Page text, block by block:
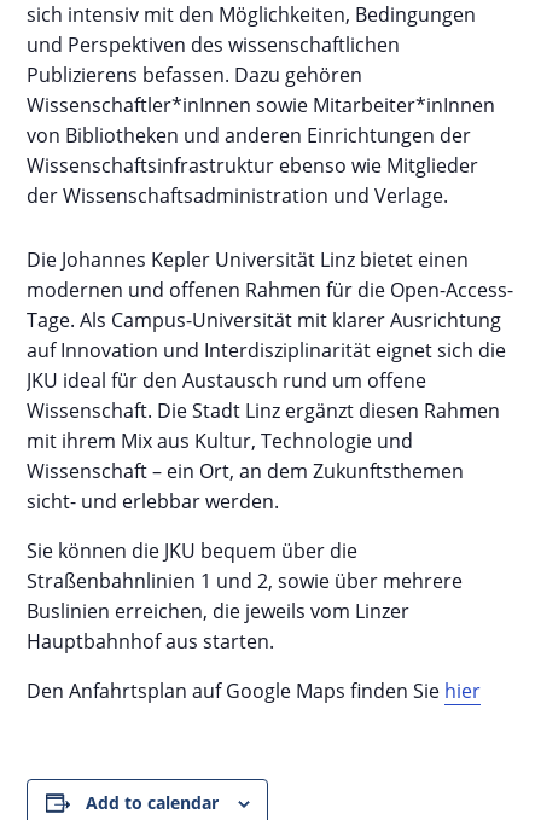
sich intensiv mit den Möglichkeiten, Bedingungen
und Perspektiven des wissenschaftlichen
Publizierens befassen. Dazu gehören
Wissenschaftler*inInnen sowie Mitarbeiter*inInnen
von Bibliotheken und anderen Einrichtungen der
Wissenschaftsinfrastruktur ebenso wie Mitglieder
der Wissenschaftsadministration und Verlage.
Die Johannes Kepler Universität Linz bietet einen
modernen und offenen Rahmen für die Open-Access-
Tage. Als Campus-Universität mit klarer Ausrichtung
auf Innovation und Interdisziplinarität eignet sich die
JKU ideal für den Austausch rund um offene
Wissenschaft. Die Stadt Linz ergänzt diesen Rahmen
mit ihrem Mix aus Kultur, Technologie und
Wissenschaft – ein Ort, an dem Zukunftsthemen
sicht- und erlebbar werden.
Sie können die JKU bequem über die
Straßenbahnlinien 1 und 2, sowie über mehrere
Buslinien erreichen, die jeweils vom Linzer
Hauptbahnhof aus starten.
Den Anfahrtsplan auf Google Maps finden Sie hier
Add to calendar